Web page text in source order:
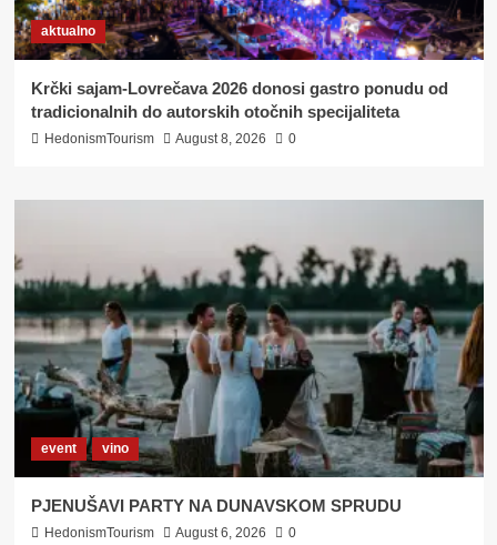
aktualno
Krčki sajam-Lovrečava 2026 donosi gastro ponudu od
tradicionalnih do autorskih otočnih specijaliteta
HedonismTourism August 8, 2026 0
event vino
PJENUŠAVI PARTY NA DUNAVSKOM SPRUDU
HedonismTourism August 6, 2026 0